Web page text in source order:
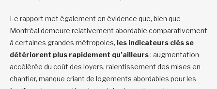
Le rapport met également en évidence que, bien que
Montréal demeure relativement abordable comparativement
à certaines grandes métropoles, les indicateurs clés se
détériorent plus rapidement qu’ailleurs: augmentation
accélérée du coût des loyers, ralentissement des mises en
chantier, manque criant de logements abordables pour les